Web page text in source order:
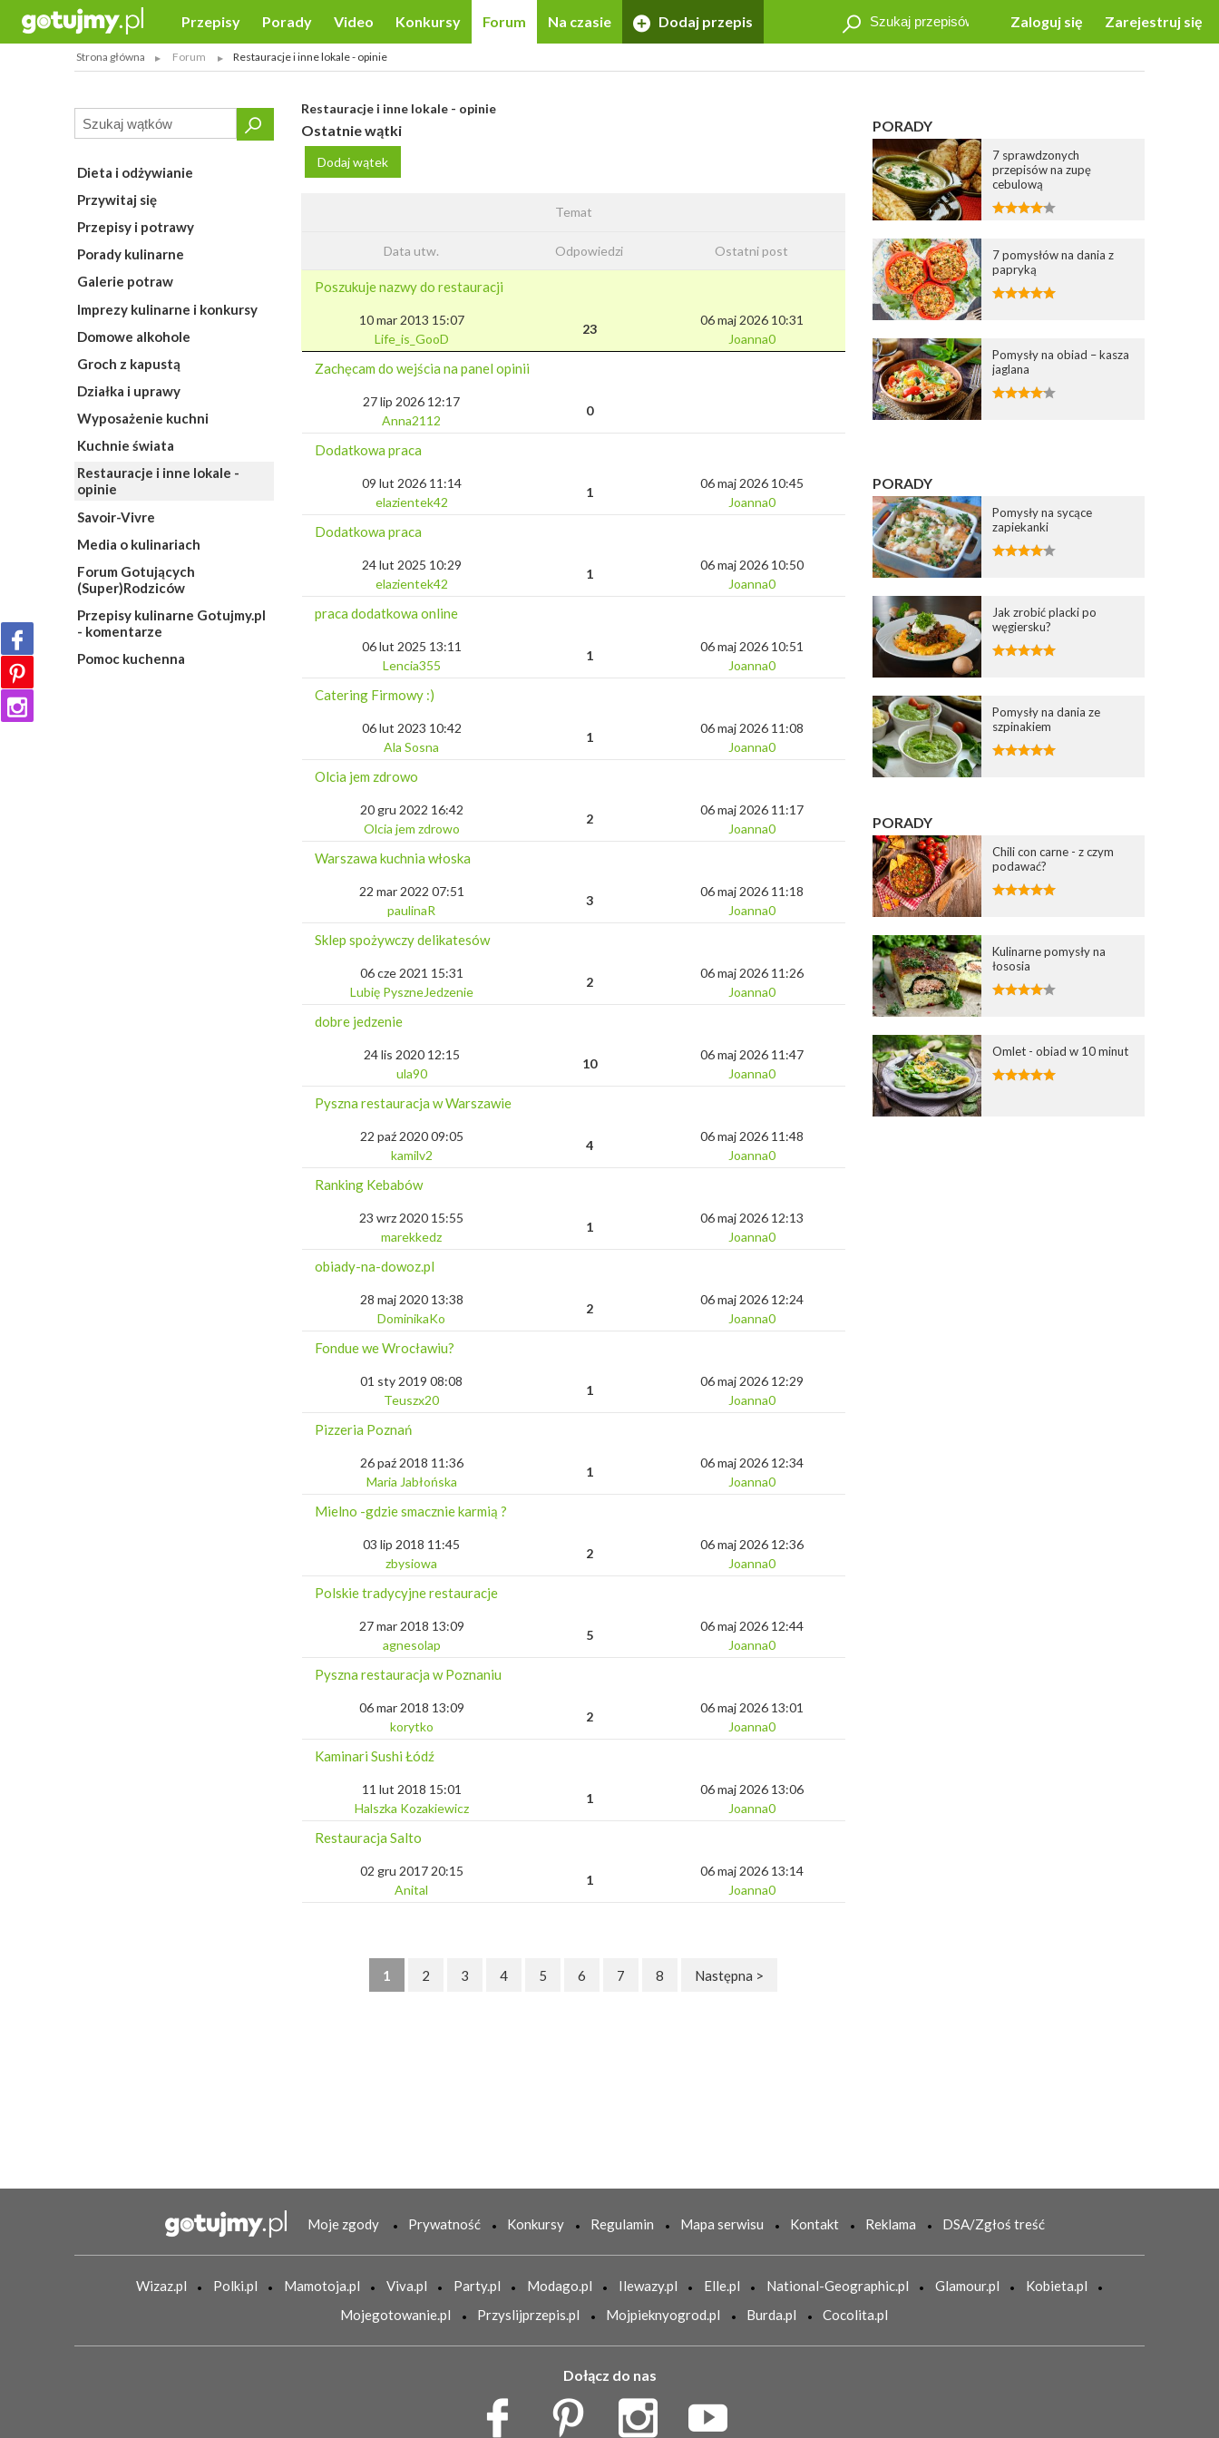
Zaloguj się Zarejestruj się
Przepisy Porady Video Konkursy Forum Na czasie Dodaj przepis
Strona główna Forum Restauracje i inne lokale - opinie
Dieta i odżywianie
Przywitaj się
Przepisy i potrawy
Porady kulinarne
Galerie potraw
Imprezy kulinarne i konkursy
Domowe alkohole
Groch z kapustą
Działka i uprawy
Wyposażenie kuchni
Kuchnie świata
Restauracje i inne lokale -
opinie
Savoir-Vivre
Media o kulinariach
Forum Gotujących
(Super)Rodziców
Przepisy kulinarne Gotujmy.pl
- komentarze
Pomoc kuchenna
Restauracje i inne lokale - opinie
Ostatnie wątki
Dodaj wątek
Temat
Data utw. Odpowiedzi Ostatni post
Poszukuje nazwy do restauracji
10 mar 2013 15:07
Life_is_GooD
23
06 maj 2026 10:31
Joanna0
Zachęcam do wejścia na panel opinii
27 lip 2026 12:17
Anna2112
0
Dodatkowa praca
09 lut 2026 11:14
elazientek42
1
06 maj 2026 10:45
Joanna0
Dodatkowa praca
24 lut 2025 10:29
elazientek42
1
06 maj 2026 10:50
Joanna0
praca dodatkowa online
06 lut 2025 13:11
Lencia355
1
06 maj 2026 10:51
Joanna0
Catering Firmowy :)
06 lut 2023 10:42
Ala Sosna
1
06 maj 2026 11:08
Joanna0
Olcia jem zdrowo
20 gru 2022 16:42
Olcia jem zdrowo
2
06 maj 2026 11:17
Joanna0
Warszawa kuchnia włoska
22 mar 2022 07:51
paulinaR
3
06 maj 2026 11:18
Joanna0
Sklep spożywczy delikatesów
06 cze 2021 15:31
Lubię PyszneJedzenie
2
06 maj 2026 11:26
Joanna0
dobre jedzenie
24 lis 2020 12:15
ula90
10
06 maj 2026 11:47
Joanna0
Pyszna restauracja w Warszawie
22 paź 2020 09:05
kamilv2
4
06 maj 2026 11:48
Joanna0
Ranking Kebabów
23 wrz 2020 15:55
marekkedz
1
06 maj 2026 12:13
Joanna0
obiady-na-dowoz.pl
28 maj 2020 13:38
DominikaKo
2
06 maj 2026 12:24
Joanna0
Fondue we Wrocławiu?
01 sty 2019 08:08
Teuszx20
1
06 maj 2026 12:29
Joanna0
Pizzeria Poznań
26 paź 2018 11:36
Maria Jabłońska
1
06 maj 2026 12:34
Joanna0
Mielno -gdzie smacznie karmią ?
03 lip 2018 11:45
zbysiowa
2
06 maj 2026 12:36
Joanna0
Polskie tradycyjne restauracje
27 mar 2018 13:09
agnesolap
5
06 maj 2026 12:44
Joanna0
Pyszna restauracja w Poznaniu
06 mar 2018 13:09
korytko
2
06 maj 2026 13:01
Joanna0
Kaminari Sushi Łódź
11 lut 2018 15:01
Halszka Kozakiewicz
1
06 maj 2026 13:06
Joanna0
Restauracja Salto
02 gru 2017 20:15
Anital
1
06 maj 2026 13:14
Joanna0
1 2 3 4 5 6 7 8 Następna >
PORADY
7 sprawdzonych
przepisów na zupę
cebulową
7 pomysłów na dania z
papryką
Pomysły na obiad – kasza
jaglana
PORADY
Pomysły na sycące
zapiekanki
Jak zrobić placki po
węgiersku?
Pomysły na dania ze
szpinakiem
PORADY
Chili con carne - z czym
podawać?
Kulinarne pomysły na
łososia
Omlet - obiad w 10 minut
Moje zgody Prywatność Konkursy Regulamin Mapa serwisu Kontakt Reklama DSA/Zgłoś treść
Wizaz.pl Polki.pl Mamotoja.pl Viva.pl Party.pl Modago.pl Ilewazy.pl Elle.pl National-Geographic.pl Glamour.pl
Kobieta.pl
Mojegotowanie.pl
Przyslijprzepis.pl Mojpieknyogrod.pl Burda.pl Cocolita.pl
Dołącz do nas